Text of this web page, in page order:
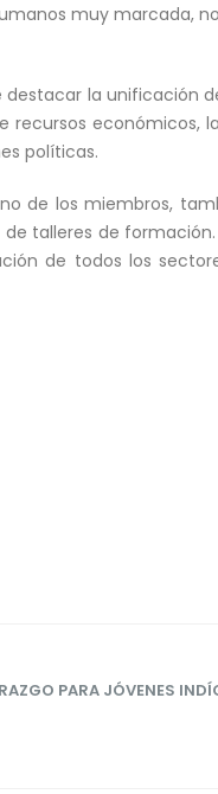
muy marcada,
la unificación
recursos económicos,
políticas.
de los miembros,
talleres de
de todos los
PARA JÓVENES